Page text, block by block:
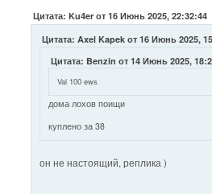
Цитата: Ku4er от 16 Июнь 2025, 22:32:44
Цитата: Axel Kapek от 16 Июнь 2025,
Цитата: Benzin от 14 Июнь 2025,
Val 100 ews
дома лохов поищи
куплено за 38
он не настоящий, реплика )